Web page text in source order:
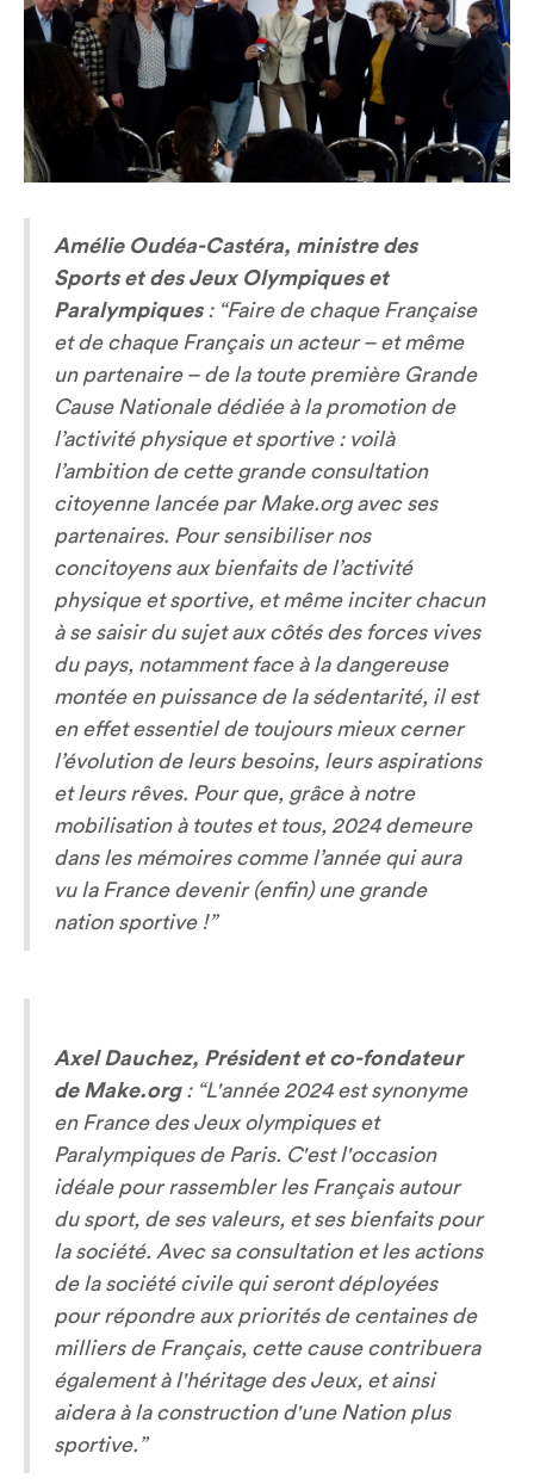
Amélie Oudéa-Castéra, ministre des
Sports et des Jeux Olympiques et
Paralympiques: “Faire de chaque Française
et de chaque Français un acteur – et même
un partenaire – de la toute première Grande
Cause Nationale dédiée à la promotion de
l’activité physique et sportive : voilà
l’ambition de cette grande consultation
citoyenne lancée par Make.org avec ses
partenaires. Pour sensibiliser nos
concitoyens aux bienfaits de l’activité
physique et sportive, et même inciter chacun
à se saisir du sujet aux côtés des forces vives
du pays, notamment face à la dangereuse
montée en puissance de la sédentarité, il est
en effet essentiel de toujours mieux cerner
l’évolution de leurs besoins, leurs aspirations
et leurs rêves. Pour que, grâce à notre
mobilisation à toutes et tous, 2024 demeure
dans les mémoires comme l’année qui aura
vu la France devenir (enfin) une grande
nation sportive !”
Axel Dauchez, Président et co-fondateur
de Make.org: “L'année 2024 est synonyme
en France des Jeux olympiques et
Paralympiques de Paris. C'est l'occasion
idéale pour rassembler les Français autour
du sport, de ses valeurs, et ses bienfaits pour
la société. Avec sa consultation et les actions
de la société civile qui seront déployées
pour répondre aux priorités de centaines de
milliers de Français, cette cause contribuera
également à l'héritage des Jeux, et ainsi
aidera à la construction d'une Nation plus
sportive.”